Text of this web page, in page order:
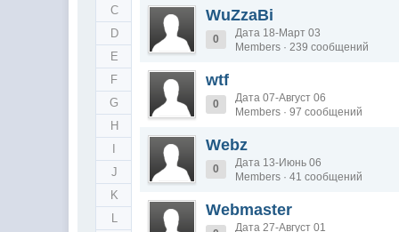
C
D
E
F
G
H
J
K
L
WuZzaBi
0
Дата 18-Март 03
Members · 239 сообщений
wtf
0
Дата 07-Август 06
Members · 97 сообщений
Webz
0
Дата 13-Июнь 06
Members · 41 сообщений
Webmaster
Дата 27-Август 01